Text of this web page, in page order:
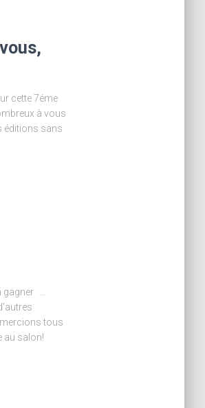
cette 7éme
à vous
éditions sans
…
tous
au salon!